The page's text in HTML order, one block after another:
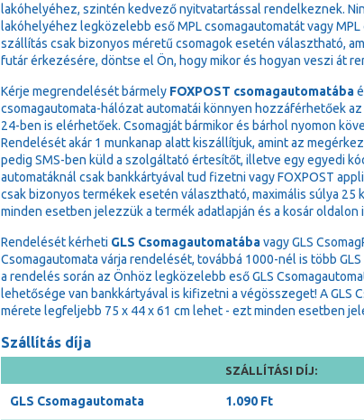
lakóhelyéhez, szintén kedvező nyitvatartással rendelkeznek.
lakóhelyéhez legközelebb eső MPL csomagautomatát vagy
szállítás csak bizonyos méretű csomagok esetén választható,
futár érkezésére, döntse el Ön, hogy mikor és hogyan veszi át
Kérje megrendelését bármely FOXPOST csomagautomatába
csomagautomata-hálózat automatái könnyen hozzáférhetőek
24-ben is elérhetőek. Csomagját bármikor és bárhol nyomon
Rendelését akár 1 munkanap alatt kiszállítjuk, amint az
pedig SMS-ben küld a szolgáltató értesítőt, illetve egy egyedi
automatáknál csak bankkártyával tud fizetni vagy FOXPOST
csak bizonyos termékek esetén választható, maximális súlya
minden esetben jelezzük a termék adatlapján és a kosár oldalon
Rendelését kérheti GLS Csomagautomatábavagy GLS
Csomagautomata várja rendelését, továbbá 1000-nél is több
a rendelés során az Önhöz legközelebb eső GLS
lehetősége van bankkártyával is kifizetni a végösszeget! A GLS
mérete legfeljebb 75 x 44 x 61 cm lehet - ezt minden esetben
Szállítás díja
SZÁLLÍTÁSI DÍJ:
GLS Csomagautomata 1.090 Ft